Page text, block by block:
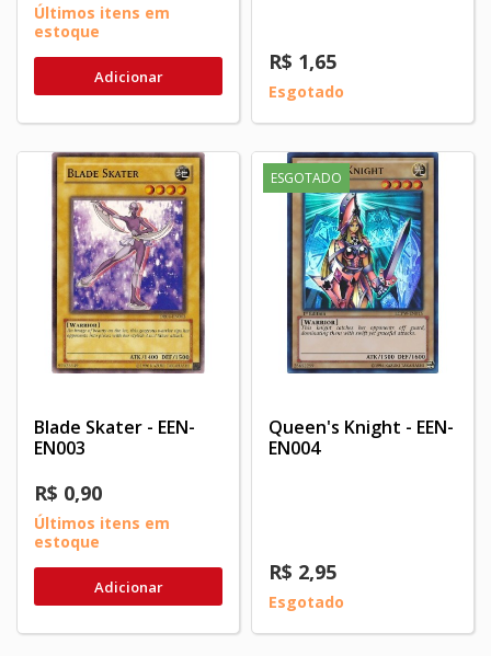
Últimos itens em
estoque
Adicionar
R$ 1,65
Esgotado
Blade Skater - EEN-
EN003
R$ 0,90
Últimos itens em
estoque
Adicionar
ESGOTADO
Queen's Knight - EEN-
EN004
R$ 2,95
Esgotado